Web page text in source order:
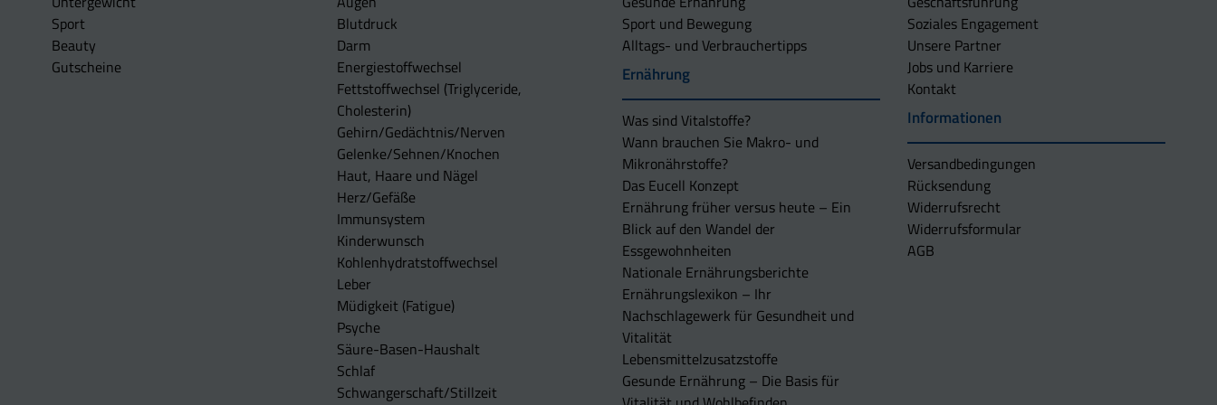
Sport
Beauty
Gutscheine
Blutdruck
Darm
Energiestoffwechsel
Fettstoffwechsel (Triglyceride,
Cholesterin)
Gehirn/Gedächtnis/Nerven
Gelenke/Sehnen/Knochen
Haut, Haare und Nägel
Herz/Gefäße
Immunsystem
Kinderwunsch
Kohlenhydratstoffwechsel
Leber
Müdigkeit (Fatigue)
Psyche
Säure-Basen-Haushalt
Schlaf
Schwangerschaft/Stillzeit
Sport und Bewegung
Alltags- und Verbrauchertipps
Ernährung
Was sind Vitalstoffe?
Wann brauchen Sie Makro- und
Mikronährstoffe?
Das Eucell Konzept
Ernährung früher versus heute – Ein
Blick auf den Wandel der
Essgewohnheiten
Nationale Ernährungsberichte
Ernährungslexikon – Ihr
Nachschlagewerk für Gesundheit und
Vitalität
Lebensmittelzusatzstoffe
Gesunde Ernährung – Die Basis für
Soziales Engagement
Unsere Partner
Jobs und Karriere
Kontakt
Informationen
Versandbedingungen
Rücksendung
Widerrufsrecht
Widerrufsformular
AGB